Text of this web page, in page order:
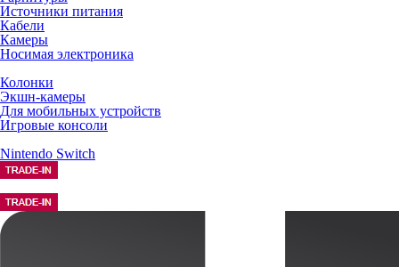
Источники питания
Кабели
Камеры
Носимая электроника
Колонки
Экшн-камеры
Для мобильных устройств
Игровые консоли
Nintendo Switch